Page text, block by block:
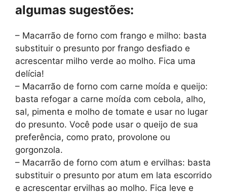
algumas sugestões:
– Macarrão de forno com frango e milho: basta
substituir o presunto por frango desfiado e
acrescentar milho verde ao molho. Fica uma
delícia!
– Macarrão de forno com carne moída e queijo:
basta refogar a carne moída com cebola, alho,
sal, pimenta e molho de tomate e usar no lugar
do presunto. Você pode usar o queijo de sua
preferência, como prato, provolone ou
gorgonzola.
– Macarrão de forno com atum e ervilhas: basta
substituir o presunto por atum em lata escorrido
e acrescentar ervilhas ao molho. Fica leve e